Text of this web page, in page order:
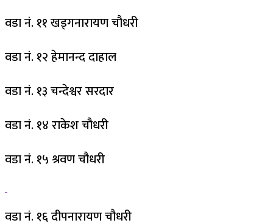
वडा नं. ११ खड्गनारायण चौधरी
वडा नं. १२ हेमानन्द दाहाल
वडा नं. १३ चन्देश्वर सरदार
वडा नं. १४ राकेश चौधरी
वडा नं. १५ श्रवण चौधरी
वडा नं. १६ दीपनारायण चौधरी